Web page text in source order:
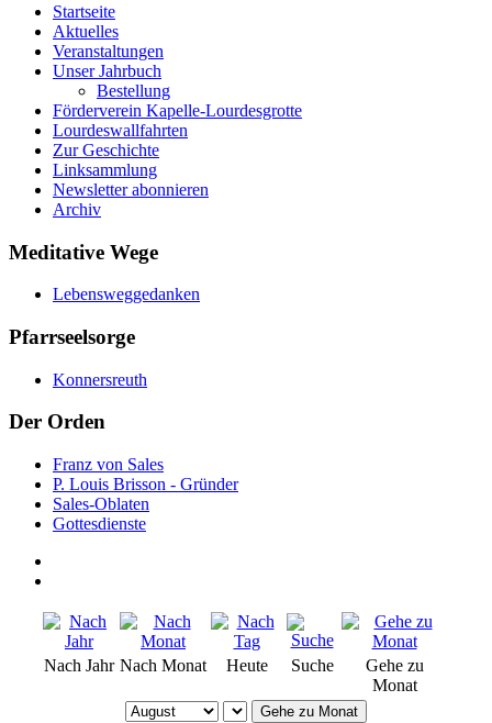
Startseite
Aktuelles
Veranstaltungen
Unser Jahrbuch
Bestellung
Förderverein Kapelle-Lourdesgrotte
Lourdeswallfahrten
Zur Geschichte
Linksammlung
Newsletter abonnieren
Archiv
Meditative Wege
Lebensweggedanken
Pfarrseelsorge
Konnersreuth
Der Orden
Franz von Sales
P. Louis Brisson - Gründer
Sales-Oblaten
Gottesdienste
Nach Jahr Nach Monat Heute Suche
Gehe zu
Monat
Gehe zu Monat